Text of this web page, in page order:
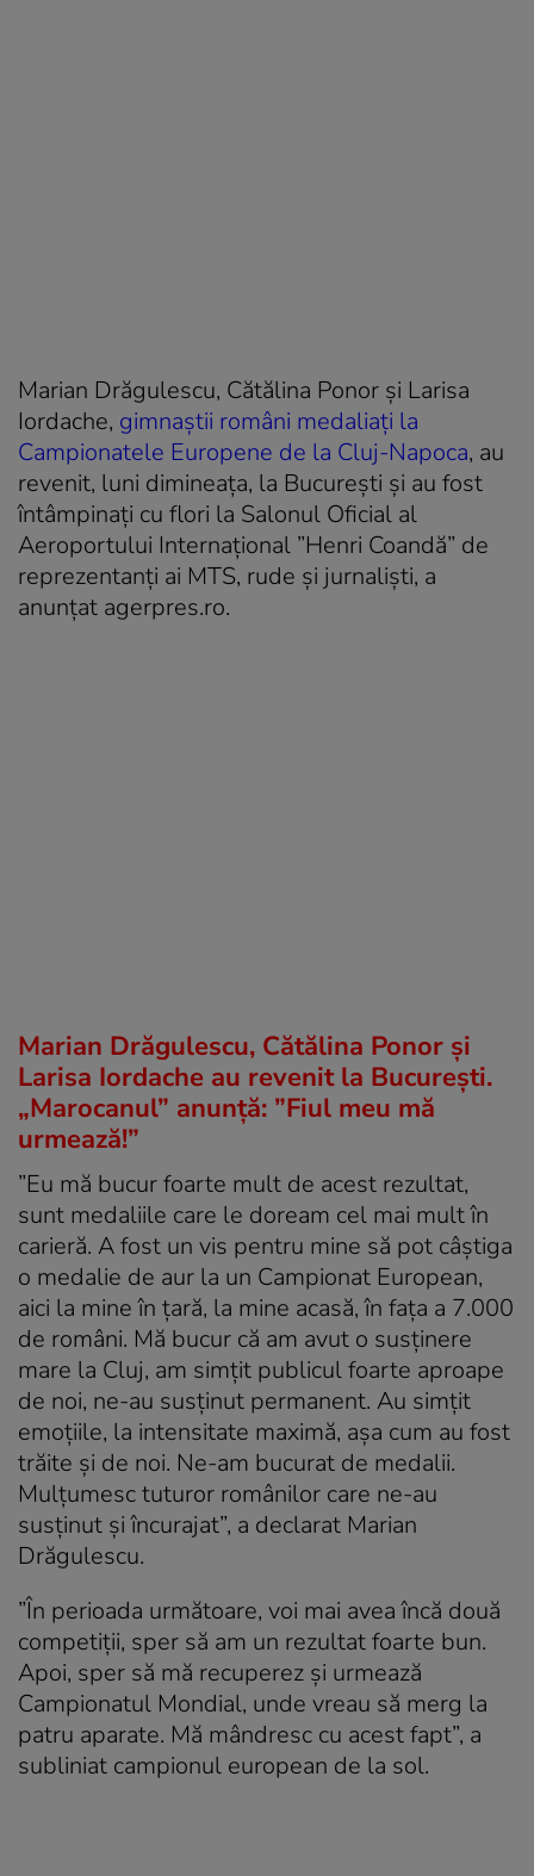
Marian Drăgulescu, Cătălina Ponor și Larisa
Iordache, gimnaștii români medaliați la
Campionatele Europene de la Cluj-Napoca, au
revenit, luni dimineața, la București și au fost
întâmpinați cu flori la Salonul Oficial al
Aeroportului Internațional ”Henri Coandă” de
reprezentanți ai MTS, rude și jurnaliști, a
anunțat agerpres.ro.
Marian Drăgulescu, Cătălina Ponor și
Larisa Iordache au revenit la București.
„Marocanul” anunță: ”Fiul meu mă
urmează!”
”Eu mă bucur foarte mult de acest rezultat,
sunt medaliile care le doream cel mai mult în
carieră. A fost un vis pentru mine să pot câștiga
o medalie de aur la un Campionat European,
aici la mine în țară, la mine acasă, în fața a 7.000
de români. Mă bucur că am avut o susținere
mare la Cluj, am simțit publicul foarte aproape
de noi, ne-au susținut permanent. Au simțit
emoțiile, la intensitate maximă, așa cum au fost
trăite și de noi. Ne-am bucurat de medalii.
Mulțumesc tuturor românilor care ne-au
susținut și încurajat”, a declarat Marian
Drăgulescu.
”În perioada următoare, voi mai avea încă două
competiții, sper să am un rezultat foarte bun.
Apoi, sper să mă recuperez și urmează
Campionatul Mondial, unde vreau să merg la
patru aparate. Mă mândresc cu acest fapt”, a
subliniat campionul european de la sol.